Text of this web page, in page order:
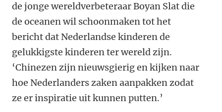
de jonge wereldverbeteraar Boyan Slat die
de oceanen wil schoonmaken tot het
bericht dat Nederlandse kinderen de
gelukkigste kinderen ter wereld zijn.
‘Chinezen zijn nieuwsgierig en kijken naar
hoe Nederlanders zaken aanpakken zodat
ze er inspiratie uit kunnen putten.’